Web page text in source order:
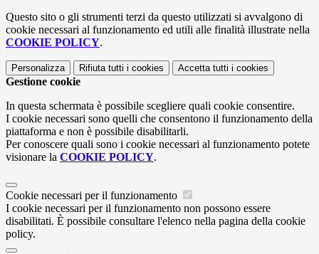
Questo sito o gli strumenti terzi da questo utilizzati si avvalgono di
cookie necessari al funzionamento ed utili alle finalità illustrate nella
COOKIE POLICY.
Personalizza Rifiuta tutti i cookies Accetta tutti i cookies
Gestione cookie
In questa schermata è possibile scegliere quali cookie consentire.
I cookie necessari sono quelli che consentono il funzionamento della
piattaforma e non è possibile disabilitarli.
Per conoscere quali sono i cookie necessari al funzionamento potete
visionare la COOKIE POLICY.
Cookie necessari per il funzionamento
I cookie necessari per il funzionamento non possono essere
disabilitati. È possibile consultare l'elenco nella pagina della cookie
policy.